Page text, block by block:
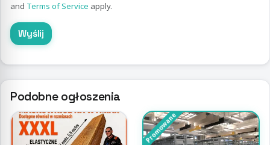
and Terms of Service apply.
Wyślij
Podobne ogłoszenia
Promowane